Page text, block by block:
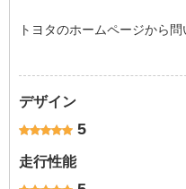
トヨタのホームページから
デザイン
5
走行性能